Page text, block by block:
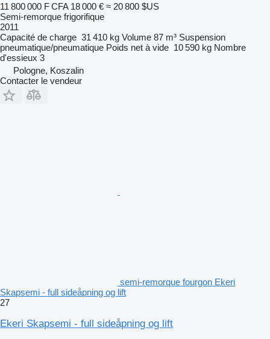
11 800 000 F CFA 18 000 € ≈ 20 800 $US
Semi-remorque frigorifique
2011
Capacité de charge 31 410 kg Volume 87 m³ Suspension
pneumatique/pneumatique Poids net à vide 10 590 kg Nombre
d'essieux 3
Pologne, Koszalin
Contacter le vendeur
semi-remorque fourgon Ekeri
Skapsemi - full sideåpning og lift
27
Ekeri Skapsemi - full sideåpning og lift